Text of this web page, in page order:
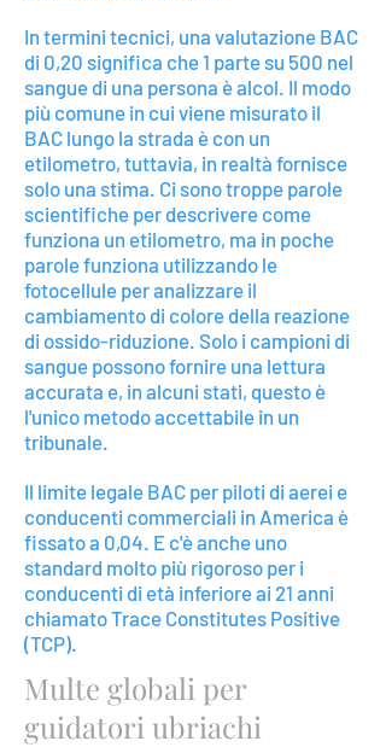
In termini tecnici, una valutazione BAC
di 0,20 significa che 1 parte su 500 nel
sangue di una persona è alcol. Il modo
più comune in cui viene misurato il
BAC lungo la strada è con un
etilometro, tuttavia, in realtà fornisce
solo una stima. Ci sono troppe parole
scientifiche per descrivere come
funziona un etilometro, ma in poche
parole funziona utilizzando le
fotocellule per analizzare il
cambiamento di colore della reazione
di ossido-riduzione. Solo i campioni di
sangue possono fornire una lettura
accurata e, in alcuni stati, questo è
l'unico metodo accettabile in un
tribunale.
Il limite legale BAC per piloti di aerei e
conducenti commerciali in America è
fissato a 0,04. E c'è anche uno
standard molto più rigoroso per i
conducenti di età inferiore ai 21 anni
chiamato Trace Constitutes Positive
(TCP).
Multe globali per
guidatori ubriachi